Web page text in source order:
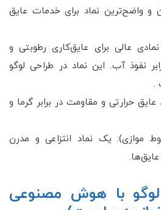
واضح‌ترین نماد برای خدمات عایق
عالی برای عایق‌کاری رطوبتی و
نفوذ آب. این نماد در طراحی لوگو
.
حرارتی و مقاومت در برابر گرما و
یک نماد انتزاعی و مدرن
با هوش مصنوعی